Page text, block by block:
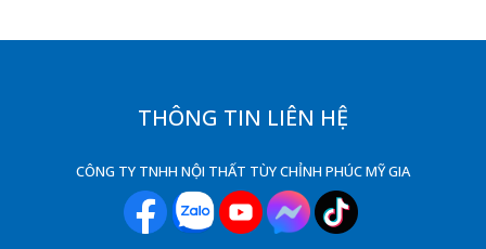
THÔNG TIN LIÊN HỆ
CÔNG TY TNHH NỘI THẤT TÙY CHỈNH PHÚC MỸ GIA